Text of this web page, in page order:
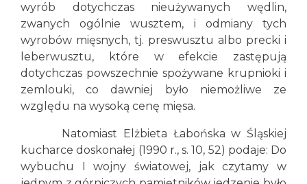
wyrób dotychczas nieużywanych wędlin,
zwanych ogólnie wusztem, i odmiany tych
wyrobów mięsnych, tj. preswusztu albo precki i
leberwusztu, które w efekcie zastępują
dotychczas powszechnie spożywane krupnioki i
zemlouki, co dawniej było niemożliwe ze
względu na wysoką cenę mięsa.
Natomiast Elżbieta Łabońska w Śląskiej
kucharce doskonałej (1990 r., s. 10, 52) podaje: Do
wybuchu I wojny światowej, jak czytamy w